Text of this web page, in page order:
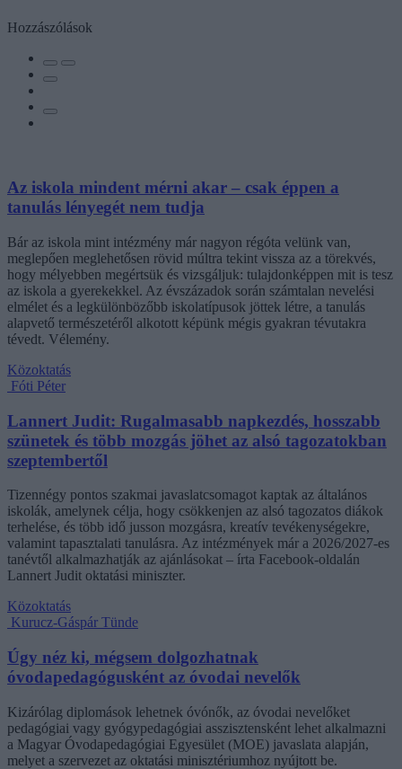
Hozzászólások
Az iskola mindent mérni akar – csak éppen a
tanulás lényegét nem tudja
Bár az iskola mint intézmény már nagyon régóta velünk van,
meglepően meglehetősen rövid múltra tekint vissza az a törekvés,
hogy mélyebben megértsük és vizsgáljuk: tulajdonképpen mit is tesz
az iskola a gyerekekkel. Az évszázadok során számtalan nevelési
elmélet és a legkülönbözőbb iskolatípusok jöttek létre, a tanulás
alapvető természetéről alkotott képünk mégis gyakran tévutakra
tévedt. Vélemény.
Közoktatás
Fóti Péter
Lannert Judit: Rugalmasabb napkezdés, hosszabb
szünetek és több mozgás jöhet az alsó tagozatokban
szeptembertől
Tizennégy pontos szakmai javaslatcsomagot kaptak az általános
iskolák, amelynek célja, hogy csökkenjen az alsó tagozatos diákok
terhelése, és több idő jusson mozgásra, kreatív tevékenységekre,
valamint tapasztalati tanulásra. Az intézmények már a 2026/2027-es
tanévtől alkalmazhatják az ajánlásokat – írta Facebook-oldalán
Lannert Judit oktatási miniszter.
Közoktatás
Kurucz-Gáspár Tünde
Úgy néz ki, mégsem dolgozhatnak
óvodapedagógusként az óvodai nevelők
Kizárólag diplomások lehetnek óvónők, az óvodai nevelőket
pedagógiai vagy gyógypedagógiai asszisztensként lehet alkalmazni
a Magyar Óvodapedagógiai Egyesület (MOE) javaslata alapján,
melyet a szervezet az oktatási minisztériumhoz nyújtott be.